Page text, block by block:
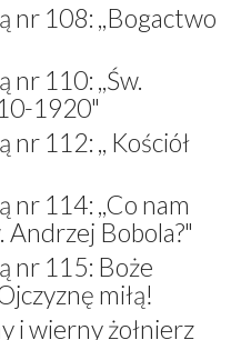
nr 108: ,,Bogactwo
nr 110: ,,Św.
1920"
nr 112: ,, Kościół
nr 114: ,,Co nam
Andrzej Bobola?"
nr 115: Boże
miłą!
i wierny żołnierz